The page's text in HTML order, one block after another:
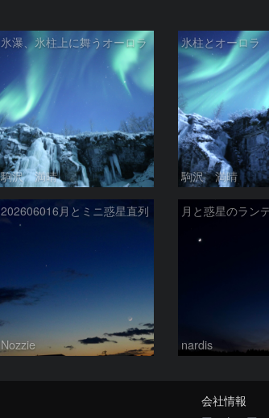
氷瀑、氷柱上に舞うオーロラ
駒沢 満晴
氷柱とオーロラ
駒沢 満晴
202606016月とミニ惑星直列
Nozzie nardis
会社情報